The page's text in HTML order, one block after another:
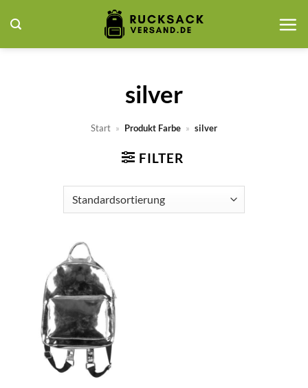
Inhalt
springen
silver
Start » Produkt Farbe » silver
FILTER